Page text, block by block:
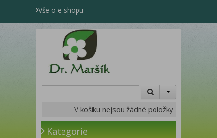
Vše o e-shopu
V košíku nejsou žádné položky
Kategorie